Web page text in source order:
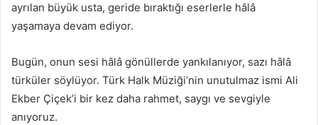
ayrılan büyük usta, geride bıraktığı eserlerle hâlâ
yaşamaya devam ediyor.
Bugün, onun sesi hâlâ gönüllerde yankılanıyor, sazı hâlâ
türküler söylüyor. Türk Halk Müziği’nin unutulmaz ismi Ali
Ekber Çiçek’i bir kez daha rahmet, saygı ve sevgiyle
anıyoruz.